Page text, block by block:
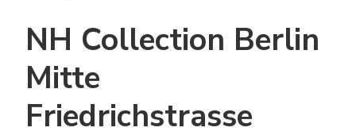
NH Collection Berlin
Mitte
Friedrichstrasse